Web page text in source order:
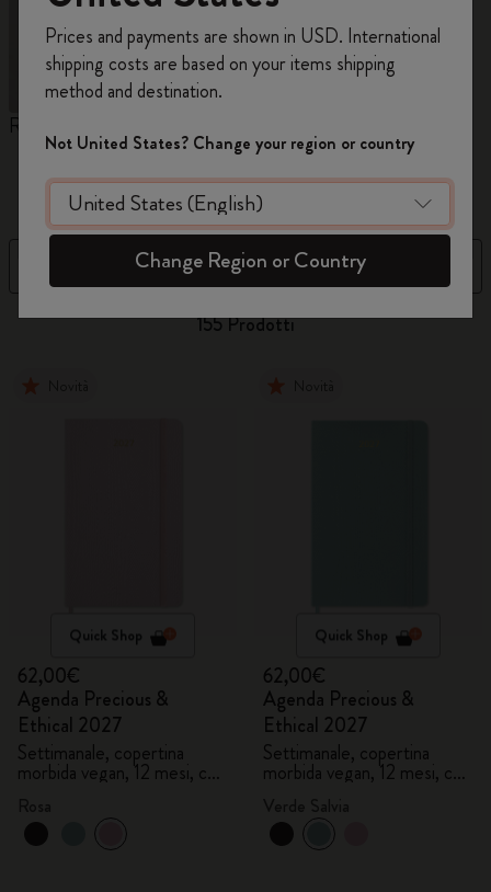
Reframe Sunglasses
Filtra Ordina per
155 Prodotti
Quick Shop
62,00€
Agenda Precious &
Ethical 2027
Settimanale, copertina
morbida vegan, 12 mesi, con
Quick Shop
62,00€
Agenda Precious &
Ethical 2027
Settimanale, copertina
morbida vegan, 12 mesi, con
spedizione gratuita sul tuo primo ordine
usando il codiceWELCOME10.
Crea un account Moleskine per avere accesso
ad offerte, vantaggi e tanta ispirazione.
Registrati!
Prices and payments are shown in USD. International
shipping costs are based on your items shipping
method and destination.
Not United States? Change your region or country
Change Region or Country